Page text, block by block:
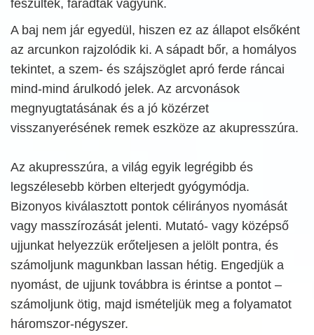
feszültek, fáradtak vagyunk.
A baj nem jár egyedül, hiszen ez az állapot elsőként
az arcunkon rajzolódik ki. A sápadt bőr, a homályos
tekintet, a szem- és szájszöglet apró ferde ráncai
mind-mind árulkodó jelek. Az arcvonások
megnyugtatásának és a jó közérzet
visszanyerésének remek eszköze az akupresszúra.
Az akupresszúra, a világ egyik legrégibb és
legszélesebb körben elterjedt gyógymódja.
Bizonyos kiválasztott pontok célirányos nyomását
vagy masszírozását jelenti. Mutató- vagy középső
ujjunkat helyezzük erőteljesen a jelölt pontra, és
számoljunk magunkban lassan hétig. Engedjük a
nyomást, de ujjunk továbbra is érintse a pontot –
számoljunk ötig, majd ismételjük meg a folyamatot
háromszor-négyszer.